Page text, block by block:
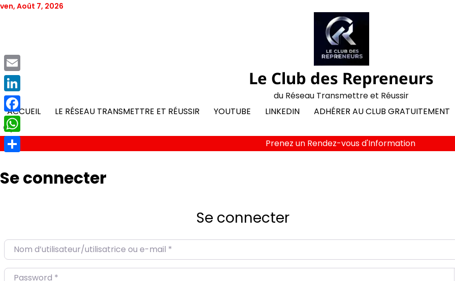
Skip
ven, Août 7, 2026
Le Club des Repreneurs
du Réseau Transmettre et Réussir
ACCUEIL
LE RÉSEAU TRANSMETTRE ET RÉUSSIR YOUTUBE LINKEDIN ADHÉRER AU CLUB GRATUITEMENT
Prenez un Rendez-vous d'Information
Se connecter
Se connecter
Nom d’utilisateur/utilisatrice ou e-mail
Password*
Email
LinkedIn
Facebook
WhatsApp